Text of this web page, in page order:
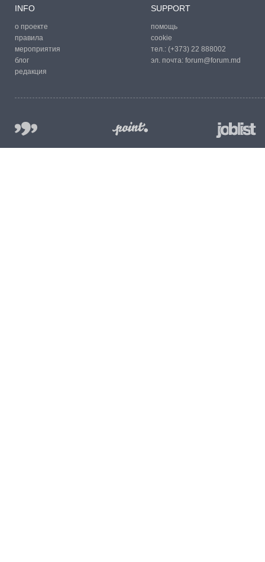
INFO
о проекте
правила
мероприятия
блог
редакция
SUPPORT
помощь
cookie
тел.: (+373) 22 888002
эл. почта: forum@forum.md